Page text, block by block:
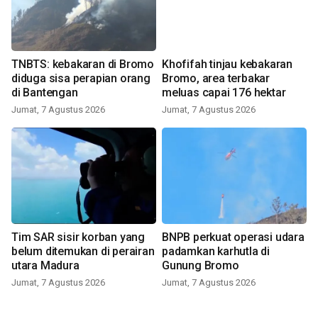
TNBTS: kebakaran di Bromo
diduga sisa perapian orang
di Bantengan
Jumat, 7 Agustus 2026
Khofifah tinjau kebakaran
Bromo, area terbakar
meluas capai 176 hektar
Jumat, 7 Agustus 2026
Tim SAR sisir korban yang
belum ditemukan di perairan
utara Madura
Jumat, 7 Agustus 2026
BNPB perkuat operasi udara
padamkan karhutla di
Gunung Bromo
Jumat, 7 Agustus 2026